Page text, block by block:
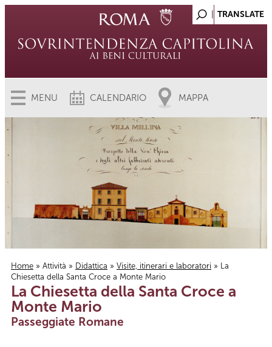
MENU CALENDARIO MAPPA
Tu sei qui
Home » Attività » Didattica » Visite, itinerari e laboratori » La
Chiesetta della Santa Croce a Monte Mario
La Chiesetta della Santa Croce a
Monte Mario
Passeggiate Romane